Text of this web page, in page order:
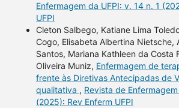
Enfermagem da UFPI: v. 14 n. 1
UFPI
Cleton Salbego, Katiane Lima
Cogo, Elisabeta Albertina Nietsche,
Santos, Mariana Kathleen da Costa
Oliveira Muniz, Enfermagem de
frente às Diretivas Antecipadas de
qualitativa , Revista de
(2025): Rev Enferm UFPI